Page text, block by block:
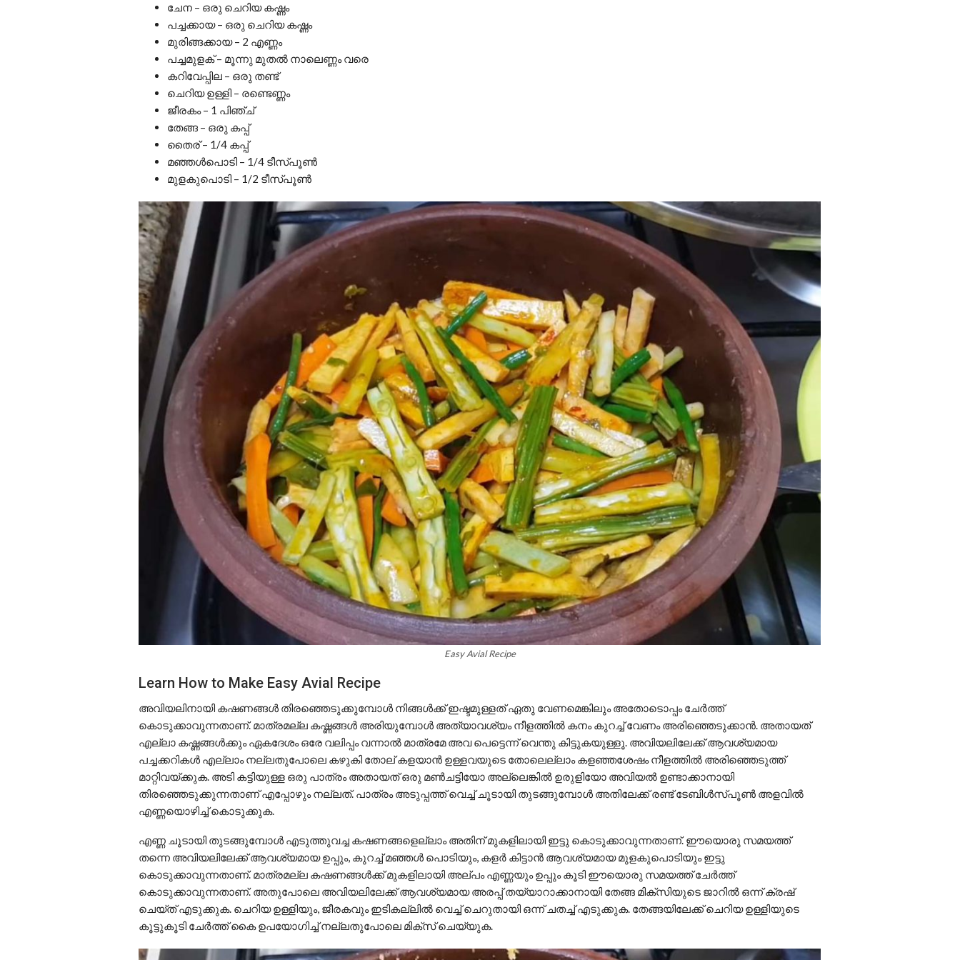
ചേന – ഒരു ചെറിയ കഷ്ണം
പച്ചക്കായ – ഒരു ചെറിയ കഷ്ണം
മുരിങ്ങക്കായ – 2 എണ്ണം
പച്ചമുളക് – മൂന്നു മുതൽ നാലെണ്ണം വരെ
കറിവേപ്പില – ഒരു തണ്ട്
ചെറിയ ഉള്ളി – രണ്ടെണ്ണം
ജീരകം – 1 പിഞ്ച്
തേങ്ങ – ഒരു കപ്പ്
തൈര് – 1/4 കപ്പ്
മഞ്ഞൾപൊടി – 1/4 ടീസ്പൂൺ
മുളകുപൊടി – 1/2 ടീസ്പൂൺ
Easy Avial Recipe
Learn How to Make Easy Avial Recipe
അവിയലിനായി കഷണങ്ങൾ തിരഞ്ഞെടുക്കുമ്പോൾ നിങ്ങൾക്ക് ഇഷ്ടമുള്ളത് ഏതു വേണമെങ്കിലും അതോടൊപ്പം ചേർത്ത്
കൊടുക്കാവുന്നതാണ്. മാത്രമല്ല കഷ്ണങ്ങൾ അരിയുമ്പോൾ അത്യാവശ്യം നീളത്തിൽ കനം കുറച്ച് വേണം അരിഞ്ഞെടുക്കാൻ. അതായത്
എല്ലാ കഷ്ണങ്ങൾക്കും ഏകദേശം ഒരേ വലിപ്പം വന്നാൽ മാത്രമേ അവ പെട്ടെന്ന് വെന്തു കിട്ടുകയുള്ളൂ. അവിയലിലേക്ക് ആവശ്യമായ
പച്ചക്കറികൾ എല്ലാം നല്ലതുപോലെ കഴുകി തോല് കളയാൻ ഉള്ളവയുടെ തോലെല്ലാം കളഞ്ഞശേഷം നീളത്തിൽ അരിഞ്ഞെടുത്ത്
മാറ്റിവയ്ക്കുക. അടി കട്ടിയുള്ള ഒരു പാത്രം അതായത് ഒരു മൺചട്ടിയോ അല്ലെങ്കിൽ ഉരുളിയോ അവിയൽ ഉണ്ടാക്കാനായി
തിരഞ്ഞെടുക്കുന്നതാണ് എപ്പോഴും നല്ലത്. പാത്രം അടുപ്പത്ത് വെച്ച് ചൂടായി തുടങ്ങുമ്പോൾ അതിലേക്ക് രണ്ട് ടേബിൾസ്പൂൺ അളവിൽ
എണ്ണയൊഴിച്ച് കൊടുക്കുക.
എണ്ണ ചൂടായി തുടങ്ങുമ്പോൾ എടുത്തുവച്ച കഷണങ്ങളെല്ലാം അതിന് മുകളിലായി ഇട്ടു കൊടുക്കാവുന്നതാണ്. ഈയൊരു സമയത്ത്
തന്നെ അവിയലിലേക്ക് ആവശ്യമായ ഉപ്പും, കുറച്ച് മഞ്ഞൾ പൊടിയും, കളർ കിട്ടാൻ ആവശ്യമായ മുളകുപൊടിയും ഇട്ടു
കൊടുക്കാവുന്നതാണ്. മാത്രമല്ല കഷണങ്ങൾക്ക് മുകളിലായി അല്പം എണ്ണയും ഉപ്പും കൂടി ഈയൊരു സമയത്ത് ചേർത്ത്
കൊടുക്കാവുന്നതാണ്. അതുപോലെ അവിയലിലേക്ക് ആവശ്യമായ അരപ്പ് തയ്യാറാക്കാനായി തേങ്ങ മിക്സിയുടെ ജാറിൽ ഒന്ന് ക്രഷ്
ചെയ്ത് എടുക്കുക. ചെറിയ ഉള്ളിയും, ജീരകവും ഇടികല്ലിൽ വെച്ച് ചെറുതായി ഒന്ന് ചതച്ച് എടുക്കുക. തേങ്ങയിലേക്ക് ചെറിയ ഉള്ളിയുടെ
കൂട്ടുകൂടി ചേർത്ത് കൈ ഉപയോഗിച്ച് നല്ലതുപോലെ മിക്സ് ചെയ്യുക.